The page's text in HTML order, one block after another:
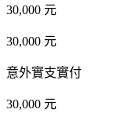
30,000 元
30,000 元
意外實支實付
30,000 元